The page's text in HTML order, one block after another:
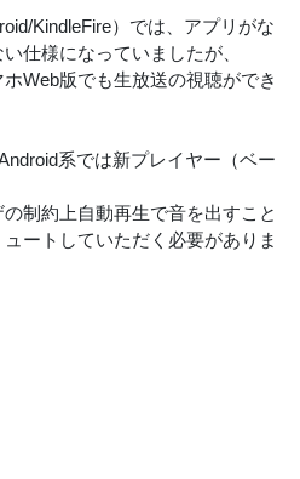
KindleFire）では、アプリがな
仕様になっていましたが、
Web版でも生放送の視聴ができ
系では新プレイヤー（ベー
制約上自動再生で音を出すこと
ートしていただく必要がありま